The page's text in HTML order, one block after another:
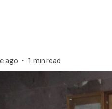
ago 1 min read